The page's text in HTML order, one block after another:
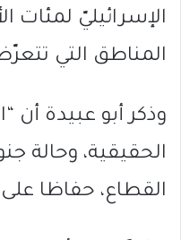
الإسرائيليّ لمئات
المناطق التي
وذكر أبو عبيدة أن
الحقيقية، وحالة
القطاع، حفاظا